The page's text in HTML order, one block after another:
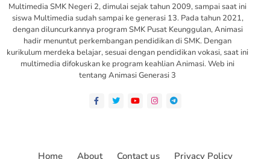
Multimedia SMK Negeri 2, dimulai sejak tahun 2009, sampai saat ini
siswa Multimedia sudah sampai ke generasi 13. Pada tahun 2021,
dengan diluncurkannya program SMK Pusat Keunggulan, Animasi
hadir menuntut perkembangan pendidikan di SMK. Dengan
kurikulum merdeka belajar, sesuai dengan pendidikan vokasi, saat ini
multimedia difokuskan ke program keahlian Animasi. Web ini
tentang Animasi Generasi 3
Home About Contact us Privacy Policy